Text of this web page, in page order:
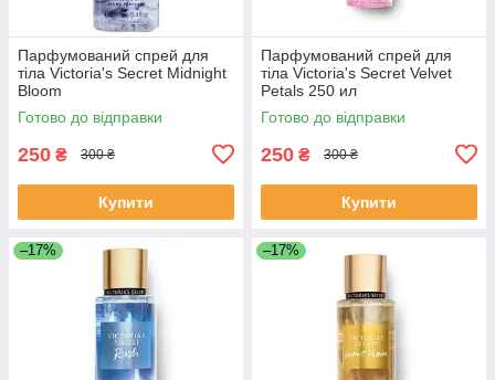
Парфумований спрей для
тіла Victoria's Secret Midnight
Bloom
Готово до відправки
250 ₴ 300 ₴
Купити
Парфумований спрей для
тіла Victoria's Secret Velvet
Petals 250 ил
Готово до відправки
250 ₴ 300 ₴
Купити
–17% –17%